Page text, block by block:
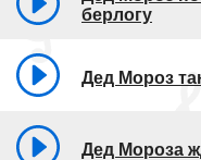
берлогу
Дед Мороз
Дед Мороза